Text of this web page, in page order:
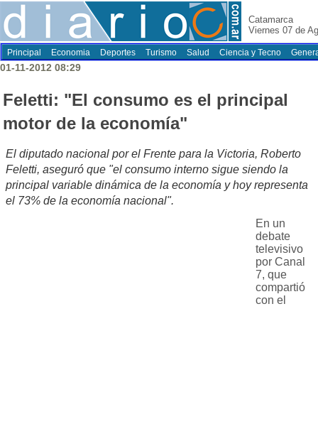
Catamarca
Viernes 07 de
Principal Economia Deportes Turismo Salud Ciencia y Tecno
01-11-2012 08:29
Feletti: "El consumo es el principal
motor de la economía"
El diputado nacional por el Frente para la Victoria, Roberto
Feletti, aseguró que "el consumo interno sigue siendo la
principal variable dinámica de la economía y hoy representa
el 73% de la economía nacional".
En un
debate
televisivo
por Canal
7, que
compartió
con el